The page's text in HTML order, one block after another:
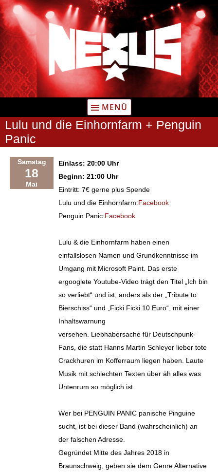
Zum
Inhalt
springen
MENÜ
Lulu und die Einhornfarm + Penguin
Panic
Samstag
18
Mai
Einlass: 20:00 Uhr
Beginn: 21:00 Uhr
Eintritt: 7€ gerne plus Spende
Lulu und die Einhornfarm:Facebook
Penguin Panic:Facebook
Lulu & die Einhornfarm haben einen
einfallslosen Namen und Grundkenntnisse im
Umgang mit Microsoft Paint. Das erste
ergooglete Youtube-Video trägt den Titel „Ich bin
so verliebt“ und ist, anders als der „Tribute to
Bierschiss“ und „Ficki Ficki 10 Euro“, mit einer
Inhaltswarnung
versehen. Liebhabersache für Deutschpunk-
Fans, die statt Hanns Martin Schleyer lieber tote
Crackhuren im Kofferraum liegen haben. Laute
Musik mit schlechten Texten über äh alles was
Untenrum so möglich ist
Wer bei PENGUIN PANIC panische Pinguine
sucht, ist bei dieser Band (wahrscheinlich) an
der falschen Adresse.
Gegründet Mitte des Jahres 2018 in
Braunschweig, geben sie dem Genre Alternative